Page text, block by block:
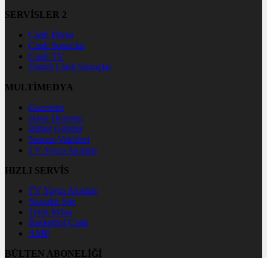
SERVİSLER 2
Canlı Borsa
Canlı Sonuçlar
Canlı TV
Futbol Canlı Sonuçlar
MULTİMEDYA
Gazeteler
Hava Durumu
Haber Gönder
Namaz Vakitleri
TV Yayın Akışları
HIZLI SERVİS
TV Yayın Akışları
Yazarlar Site
Tenis İddaa
Basketbol Canlı
AMP
BÜLTEN ABONELİĞİ